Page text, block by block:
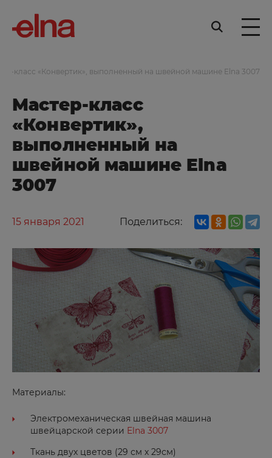
класс «Конвертик», выполненный на швейной машине Elna 3007
Мастер-класс
«Конвертик»,
выполненный на
швейной машине Elna
3007
15 января 2021 Поделиться:
Материалы:
Электромеханическая швейная машина
швейцарской серии Elna 3007
Ткань двух цветов (29 см х 29см)